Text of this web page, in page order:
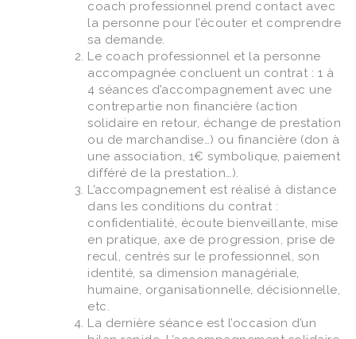
coach professionnel prend contact avec
la personne pour l’écouter et comprendre
sa demande.
Le coach professionnel et la personne
accompagnée concluent un contrat : 1 à
4 séances d’accompagnement avec une
contrepartie non financière (action
solidaire en retour, échange de prestation
ou de marchandise…) ou financière (don à
une association, 1€ symbolique, paiement
différé de la prestation…).
L’accompagnement est réalisé à distance
dans les conditions du contrat :
confidentialité, écoute bienveillante, mise
en pratique, axe de progression, prise de
recul, centrés sur le professionnel, son
identité, sa dimension managériale,
humaine, organisationnelle, décisionnelle,
etc.
La dernière séance est l’occasion d’un